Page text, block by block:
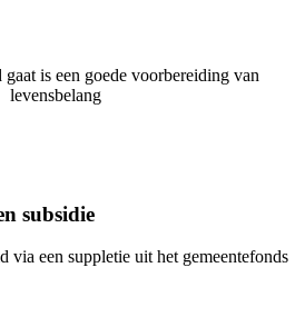
is een goede voorbereiding van
levensbelang
subsidie
via een suppletie uit het gemeentefonds